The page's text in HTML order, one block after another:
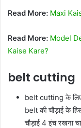
Read More: Maxi
Read More: Model
Kaise Kare?
belt cutting
belt cutting के
belt की चौड़ाई के
चौड़ाई 4 इंच रखना